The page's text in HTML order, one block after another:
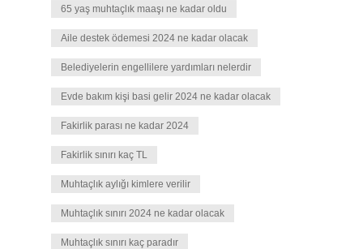
65 yaş muhtaçlık maaşı ne kadar oldu
Aile destek ödemesi 2024 ne kadar olacak
Belediyelerin engellilere yardımları nelerdir
Evde bakım kişi basi gelir 2024 ne kadar olacak
Fakirlik parası ne kadar 2024
Fakirlik sınırı kaç TL
Muhtaçlık aylığı kimlere verilir
Muhtaçlık sınırı 2024 ne kadar olacak
Muhtaçlık sınırı kaç paradır